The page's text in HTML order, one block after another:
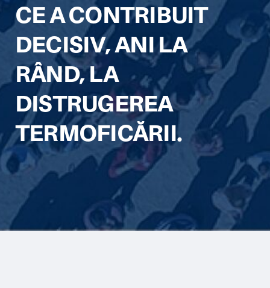
CE A CONTRIBUIT
DECISIV, ANI LA
RÂND, LA
DISTRUGEREA
TERMOFICĂRII.